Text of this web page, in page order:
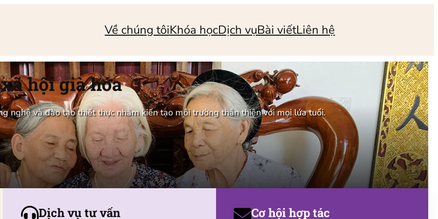
Về chúng tôiKhóa họcDịch vụBài viếtLiên hệ
hội già hóa
nghệ và đào tạo thiết thực nhằm kiến tạo môi trường thân thiện với mọi lứa tuổi.
Dịch vụ tư vấn Cơ hội hợp tác